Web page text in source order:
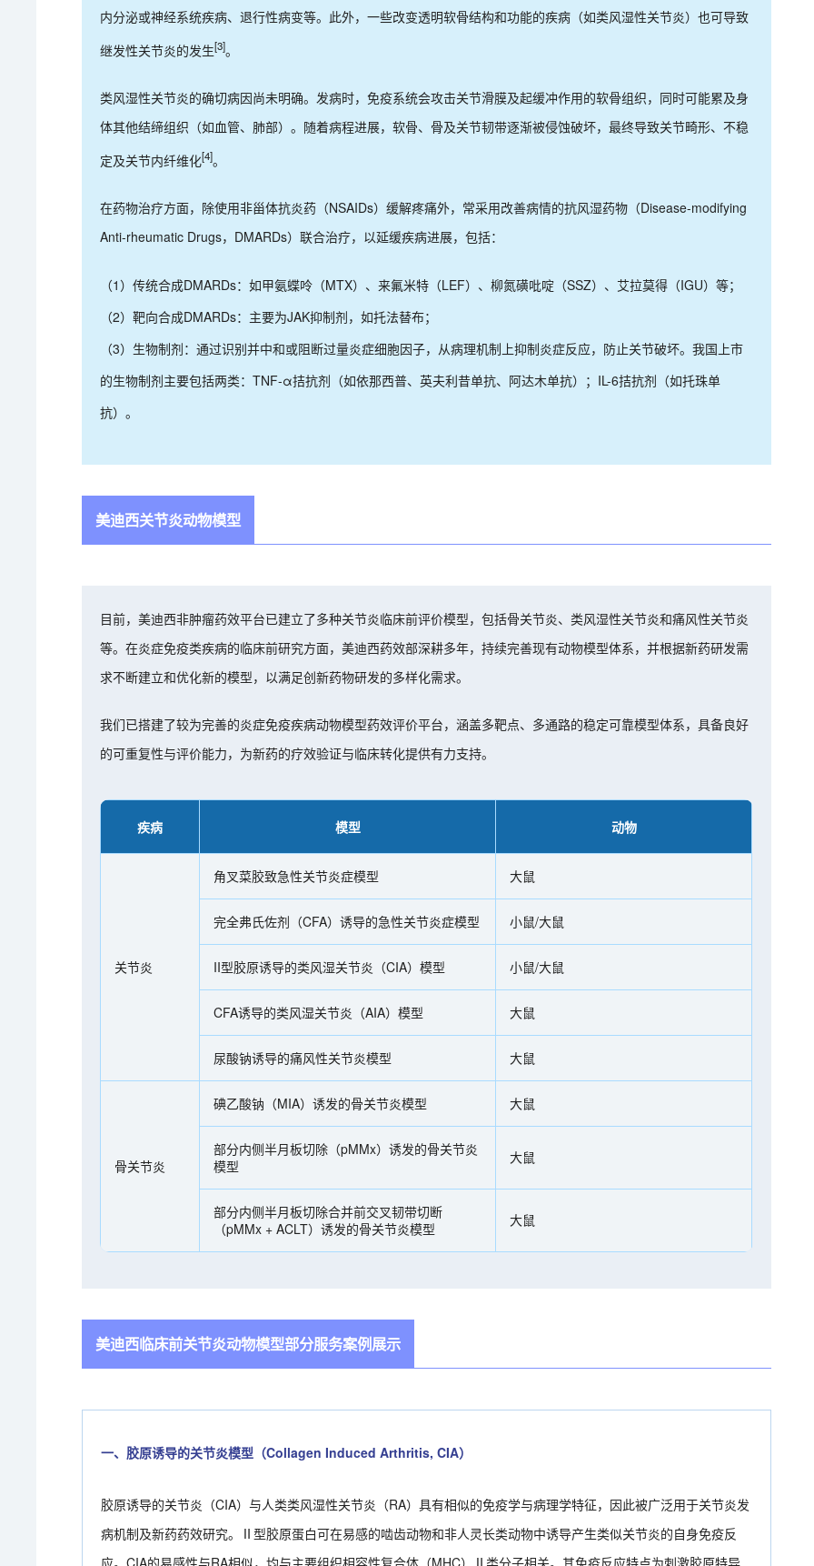
内分泌或神经系统疾病、退行性病变等。此外，一些改变透明软骨结构和功能的疾病（如类风湿性关节炎）也可导致
继发性关节炎的发生[3]。
类风湿性关节炎的确切病因尚未明确。发病时，免疫系统会攻击关节滑膜及起缓冲作用的软骨组织，同时可能累及身
体其他结缔组织（如血管、肺部）。随着病程进展，软骨、骨及关节韧带逐渐被侵蚀破坏，最终导致关节畸形、不稳
定及关节内纤维化[4]。
在药物治疗方面，除使用非甾体抗炎药（NSAIDs）缓解疼痛外，常采用改善病情的抗风湿药物（Disease-modifying
Anti-rheumatic Drugs，DMARDs）联合治疗，以延缓疾病进展，包括：
（1）传统合成DMARDs：如甲氨蝶呤（MTX）、来氟米特（LEF）、柳氮磺吡啶（SSZ）、艾拉莫得（IGU）等；
（2）靶向合成DMARDs：主要为JAK抑制剂，如托法替布；
（3）生物制剂：通过识别并中和或阻断过量炎症细胞因子，从病理机制上抑制炎症反应，防止关节破坏。我国上市
的生物制剂主要包括两类：TNF-α拮抗剂（如依那西普、英夫利昔单抗、阿达木单抗）；IL-6拮抗剂（如托珠单
抗）。
美迪西关节炎动物模型
目前，美迪西非肿瘤药效平台已建立了多种关节炎临床前评价模型，包括骨关节炎、类风湿性关节炎和痛风性关节炎
等。在炎症免疫类疾病的临床前研究方面，美迪西药效部深耕多年，持续完善现有动物模型体系，并根据新药研发需
求不断建立和优化新的模型，以满足创新药物研发的多样化需求。
我们已搭建了较为完善的炎症免疫疾病动物模型药效评价平台，涵盖多靶点、多通路的稳定可靠模型体系，具备良好
的可重复性与评价能力，为新药的疗效验证与临床转化提供有力支持。
疾病 模型 动物
关节炎
角叉菜胶致急性关节炎症模型 大鼠
完全弗氏佐剂（CFA）诱导的急性关节炎症模型 小鼠/大鼠
II型胶原诱导的类风湿关节炎（CIA）模型 小鼠/大鼠
CFA诱导的类风湿关节炎（AIA）模型 大鼠
尿酸钠诱导的痛风性关节炎模型 大鼠
骨关节炎
碘乙酸钠（MIA）诱发的骨关节炎模型 大鼠
部分内侧半月板切除（pMMx）诱发的骨关节炎
模型
大鼠
部分内侧半月板切除合并前交叉韧带切断
（pMMx + ACLT）诱发的骨关节炎模型
大鼠
美迪西临床前关节炎动物模型部分服务案例展示
一、胶原诱导的关节炎模型（Collagen Induced Arthritis, CIA）
胶原诱导的关节炎（CIA）与人类类风湿性关节炎（RA）具有相似的免疫学与病理学特征，因此被广泛用于关节炎发
病机制及新药药效研究。Ⅱ型胶原蛋白可在易感的啮齿动物和非人灵长类动物中诱导产生类似关节炎的自身免疫反
应。CIA的易感性与RA相似，均与主要组织相容性复合体（MHC）Ⅱ类分子相关。其免疫反应特点为刺激胶原特异